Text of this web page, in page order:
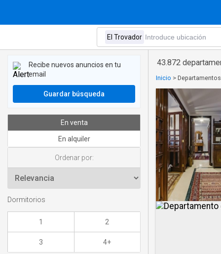
43.872
Inicio >
Recibe nuevos anuncios en tu
email
Guardar búsqueda
En venta
En alquiler
Ordenar por:
Dormitorios
1 2
3 4+